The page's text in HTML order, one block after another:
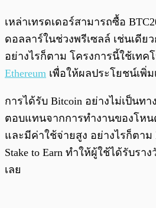
เหล่าเทรดเดอร์สามารถซื้อ
ดอลลาร์ในช่วงพรีเซลล์ เช่นเดียว
อย่างไรก็ตาม โครงการนี้ใช้เทค
Ethereum เพื่อให้ผลประโยชน์เพิ่
การได้รับ Bitcoin อย่างไม่เป็นทา
ตอบแทนจากการทำงานของโห
และมีค่าใช้จ่ายสูง อย่างไรก็ตา
Stake to Earn ทำให้ผู้ใช้ได้รับรา
เลย